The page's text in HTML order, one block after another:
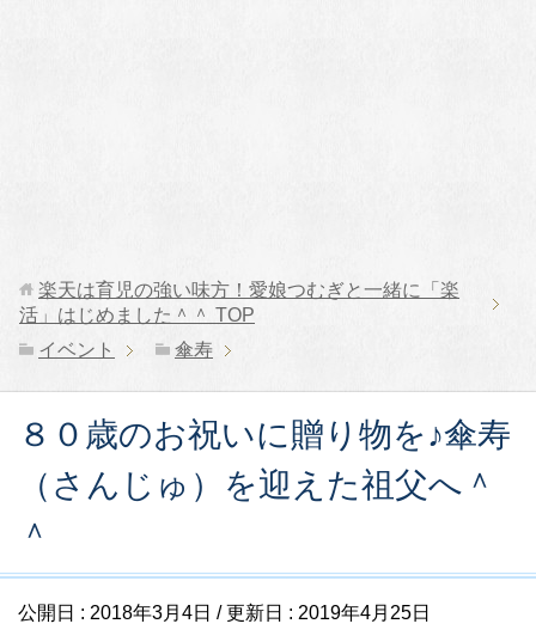
楽天は育児の強い味方！愛娘つむぎと一緒に「楽
活」はじめました＾＾ TOP
イベント
傘寿
８０歳のお祝いに贈り物を♪傘寿
（さんじゅ）を迎えた祖父へ＾
＾
公開日 : 2018年3月4日 / 更新日 : 2019年4月25日